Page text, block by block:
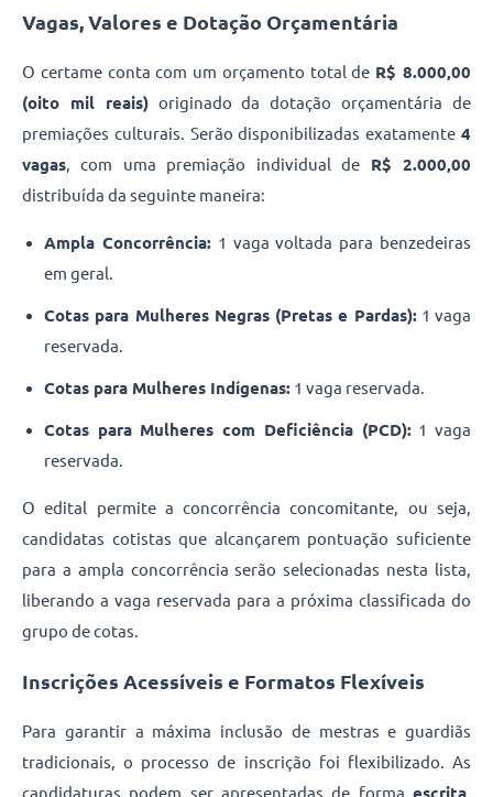
Vagas, Valores e Dotação Orçamentária
O certame conta com um orçamento total de R$ 8.000,00
(oito mil reais)originado da dotação orçamentária de
premiações culturais. Serão disponibilizadas exatamente 4
vagas, com uma premiação individual de R$ 2.000,00
distribuída da seguinte maneira:
Ampla Concorrência:1 vaga voltada para benzedeiras
em geral.
Cotas para Mulheres Negras (Pretas e Pardas):1 vaga
reservada.
Cotas para Mulheres Indígenas: 1 vaga reservada.
Cotas para Mulheres com Deficiência (PCD):1 vaga
reservada.
O edital permite a concorrência concomitante, ou seja,
candidatas cotistas que alcançarem pontuação suficiente
para a ampla concorrência serão selecionadas nesta lista,
liberando a vaga reservada para a próxima classificada do
grupo de cotas.
Inscrições Acessíveis e Formatos Flexíveis
Para garantir a máxima inclusão de mestras e guardiãs
tradicionais, o processo de inscrição foi flexibilizado. As